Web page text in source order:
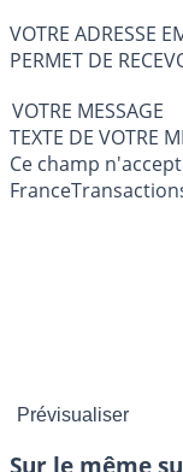
VOTRE ADRESSE
PERMET DE
VOTRE MESSAGE
Ce champ